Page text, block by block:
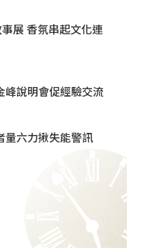
展 香氛串起文化連
峰說明會促經驗交流
量六力揪失能警訊